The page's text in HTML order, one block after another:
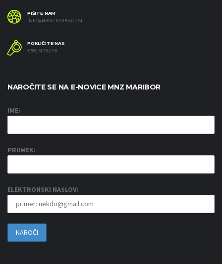
PIŠITE NAM
INFO@MNZMARIBOR.SI
POKLIČITE NAS
+386 31 782 191
NAROČITE SE NA E-NOVICE MNZ MARIBOR
IME:
PRIIMEK:
ELEKTRONSKI NASLOV: